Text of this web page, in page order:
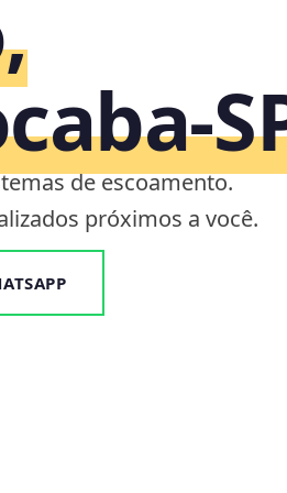
de escoamento.
próximos a você.